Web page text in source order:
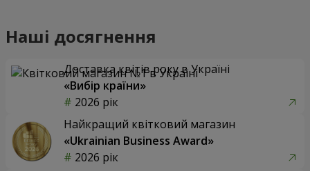
Наші досягнення
Доставка квітів року в Україні
«Вибір країни»
2026 рік
Найкращий квітковий магазин
«Ukrainian Business Award»
2026 рік